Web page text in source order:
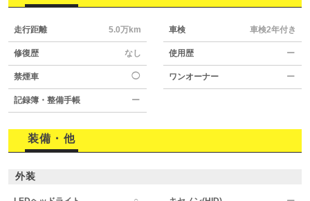
走行距離 5.0万km 車検 車検2年付き
修復歴 なし 使用歴 ー
禁煙車 ◯ ワンオーナー ー
記録簿・整備手帳 ー
装備・他
外装